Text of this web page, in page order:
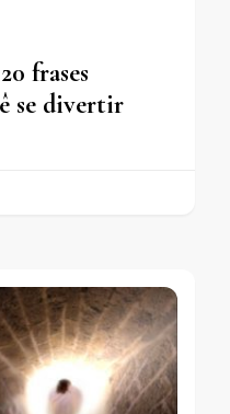
frases
se divertir